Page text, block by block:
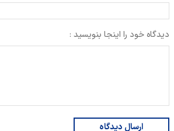
دیدگاه خود را اینجا بنویسید :
ارسال دیدگاه